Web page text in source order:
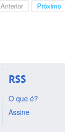
Anterior Próximo
RSS
O que é?
Assine